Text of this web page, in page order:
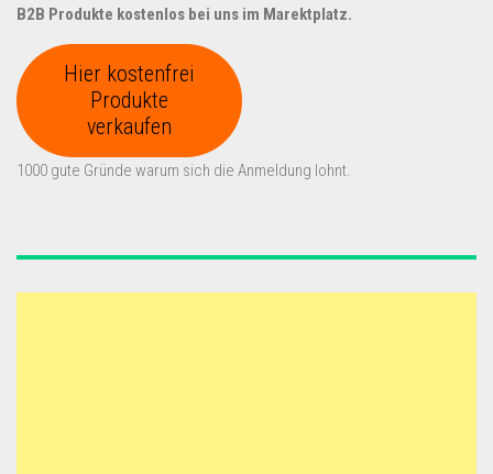
B2B Produkte kostenlos bei uns im Marektplatz.
Hier kostenfrei
Produkte
verkaufen
1000 gute Gründe warum sich die Anmeldung lohnt.